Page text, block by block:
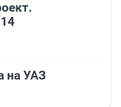
на УАЗ